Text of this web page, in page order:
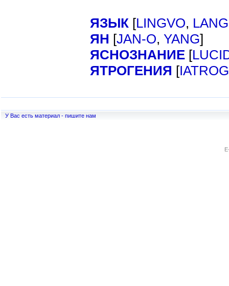
ЯЗЫК [LINGVO,
ЯН [JAN-O, YANG]
ЯСНОЗНАНИЕ [
ЯТРОГЕНИЯ [
У Вас есть материал - пишите нам